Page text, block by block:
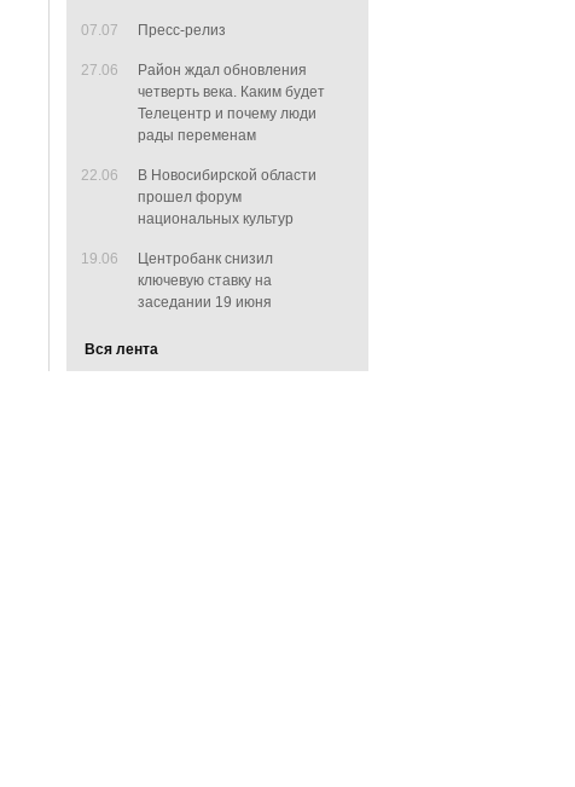
07.07 Пресс-релиз
27.06
Район ждал обновления
четверть века. Каким будет
Телецентр и почему люди
рады переменам
22.06
В Новосибирской области
прошел форум
национальных культур
19.06
Центробанк снизил
ключевую ставку на
заседании 19 июня
Вся лента